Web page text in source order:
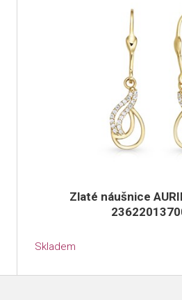
Zlaté náušnice
Skladem